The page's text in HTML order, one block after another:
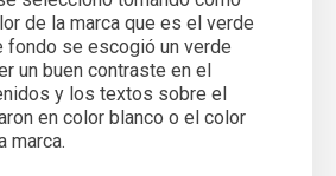
de la marca que es el verde
fondo se escogió un verde
un buen contraste en el
y los textos sobre el
en color blanco o el color
marca.